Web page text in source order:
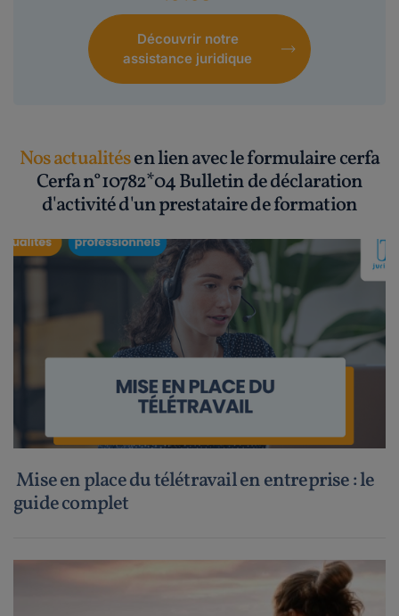
Découvrir notre
assistance juridique
Nos actualitésen lien avec le formulaire cerfa
Cerfa n°10782*04 Bulletin de déclaration
d'activité d'un prestataire de formation
Mise en place du télétravail en entreprise : le
guide complet